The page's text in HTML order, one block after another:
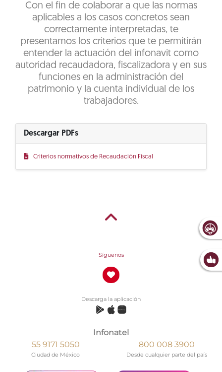
Con el fin de colaborar a que las normas
aplicables a los casos concretos sean
correctamente interpretadas, te
presentamos los criterios que te permitirán
entender la actuación del infonavit como
autoridad recaudadora, fiscalizadora y en sus
funciones en la administración del
patrimonio y la cuenta individual de los
trabajadores.
Descargar PDFs
Criterios normativos de Recaudación Fiscal
Síguenos
Descarga la aplicación
Infonatel
55 9171 5050
Ciudad de México
800 008 3900
Desde cualquier parte del país